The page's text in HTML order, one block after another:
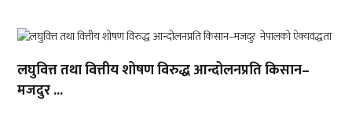
लघुवित्त तथा वित्तीय शोषण विरुद्ध आन्दोलनप्रति किसान–
मजदुर ...